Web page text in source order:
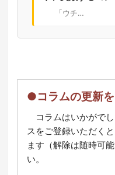
「ウチ…
●コラムの更新を
コラムはいかがで
スをご登録いただく
ます（解除は随時可
い。